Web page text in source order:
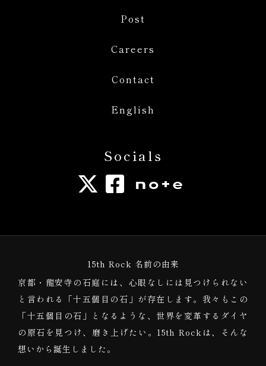
Post
Careers
Contact
English
Socials
15th Rock 名前の由来
京都・龍安寺の石庭には、心眼なしには見つけられない
と言われる「十五個目の石」が存在します。我々もこの
「十五個目の石」となるような、世界を変革するダイヤ
の原石を見つけ、磨き上げたい。15th Rockは、そんな
想いから誕生しました。